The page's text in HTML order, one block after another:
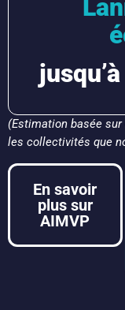
(Estimation basée
les collectivités que
En savoir
plus sur
AIMVP